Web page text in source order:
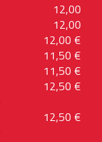
12,00
12,00
12,00 €
11,50 €
11,50 €
12,50 €
12,50 €